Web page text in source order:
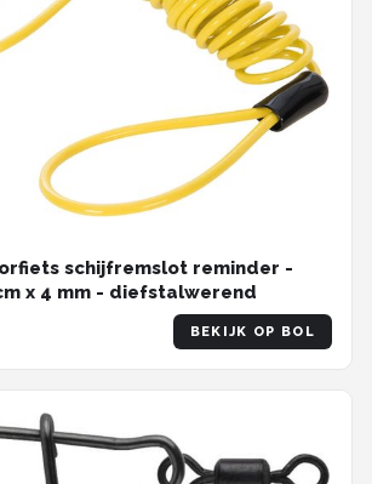
schijfremslot reminder -
x 4 mm - diefstalwerend
BEKIJK OP BOL